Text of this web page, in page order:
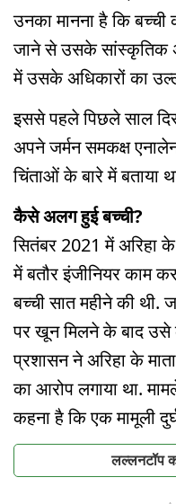
उनका मानना है कि
जाने से उसके सांस्कृतिक
में उसके अधिकारों का
इससे पहले पिछले साल
अपने जर्मन समकक्ष
चिंताओं के बारे में बताया
कैसे अलग हुई बच्ची?
सितंबर 2021 में अरिहा के
में बतौर इंजीनियर काम
बच्ची सात महीने की थी.
पर खून मिलने के बाद उसे
प्रशासन ने अरिहा के
का आरोप लगाया था.
कहना है कि एक मामूली
लल्लनटॉप